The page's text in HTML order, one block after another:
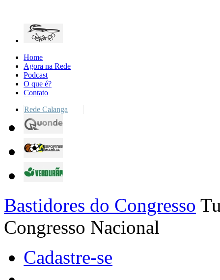
Home
Agora na Rede
Podcast
O que é?
Contato
Rede Calanga
Bastidores do Congresso
Congresso Nacional
Cadastre-se